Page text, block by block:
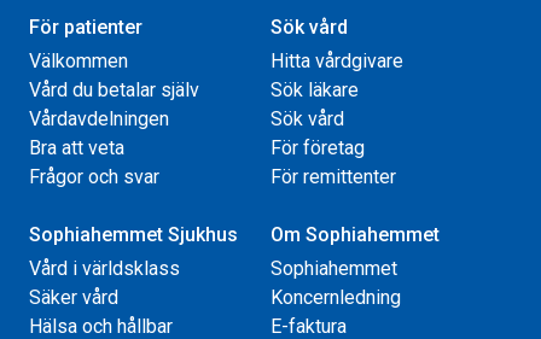
För patienter
Välkommen
Vård du betalar själv
Vårdavdelningen
Bra att veta
Frågor och svar
Sök vård
Hitta vårdgivare
Sök läkare
Sök vård
För företag
För remittenter
Sophiahemmet Sjukhus
Vård i världsklass
Säker vård
Hälsa och hållbar
Om Sophiahemmet
Sophiahemmet
Koncernledning
E-faktura